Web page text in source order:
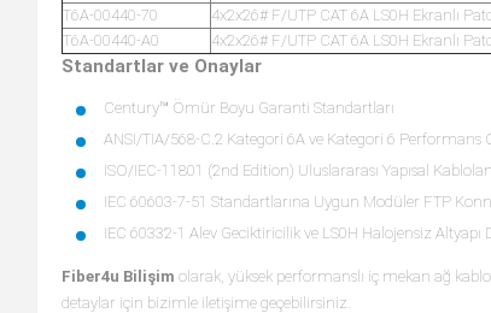
T6A-00440-70
4x2x26# F/UTP CAT 6A LS0H Ekranlı
T6A-00440-A0
4x2x26# F/UTP CAT 6A LS0H Ekranlı
Standartlar ve Onaylar
Century™ Ömür Boyu Garanti Standartları
ANSI/TIA/568-C.2 Kategori 6A ve Kategori 6 Performans
ISO/IEC-11801 (2nd Edition) Uluslararası Yapısal
IEC 60603-7-51 Standartlarına Uygun Modüler FTP
IEC 60332-1 Alev Geciktiricilik ve LS0H Halojensiz Altyapı
Fiber4u Bilişim olarak, yüksek performanslı iç mekan ağ
detaylar için bizimle iletişime geçebilirsiniz.